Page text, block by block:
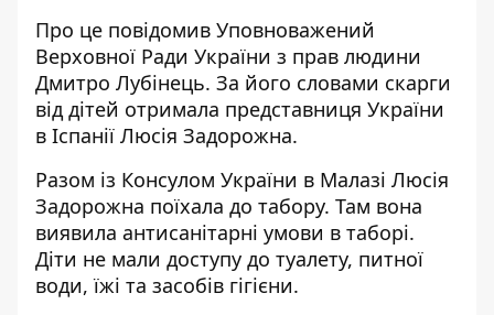
Про це повідомив Уповноважений
Верховної Ради України з прав людини
Дмитро Лубінець. За його словами скарги
від дітей отримала представниця України
в Іспанії Люсія Задорожна.
Разом із Консулом України в Малазі Люсія
Задорожна поїхала до табору. Там вона
виявила антисанітарні умови в таборі.
Діти не мали доступу до туалету, питної
води, їжі та засобів гігієни.